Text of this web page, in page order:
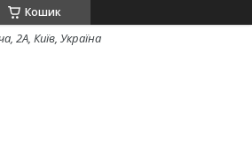
Кошик
2А, Київ, Україна